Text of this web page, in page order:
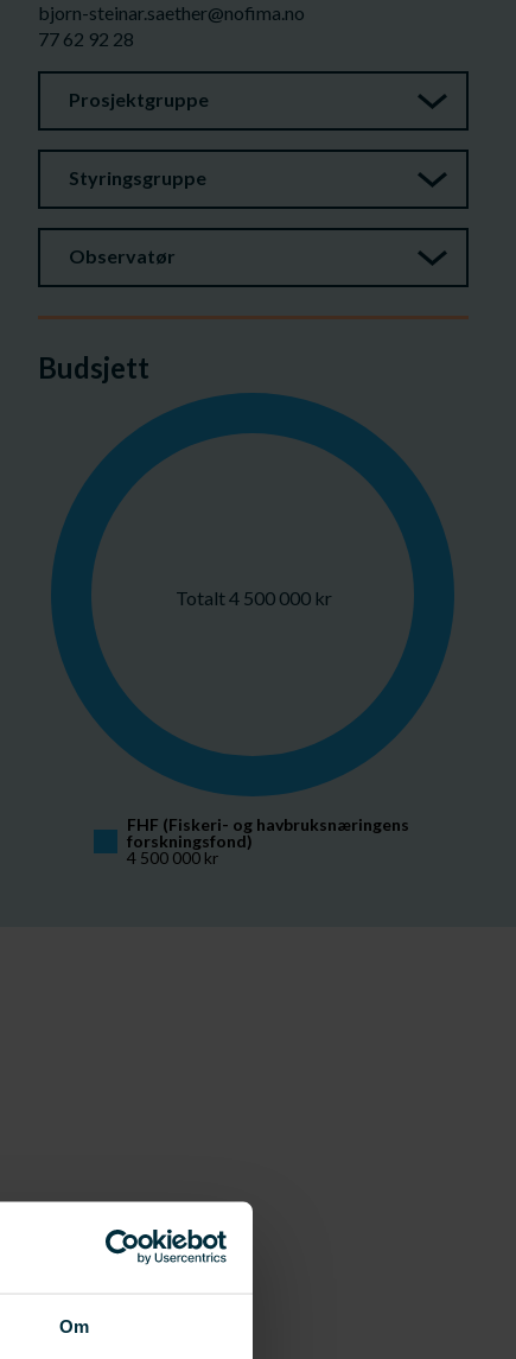
Om
bjorn-steinar.saether@nofima.no
77 62 92 28
Prosjektgruppe
Styringsgruppe
Observatør
Budsjett
Totalt 4 500 000 kr
FHF (Fiskeri- og havbruksnæringens
forskningsfond)
4 500 000 kr